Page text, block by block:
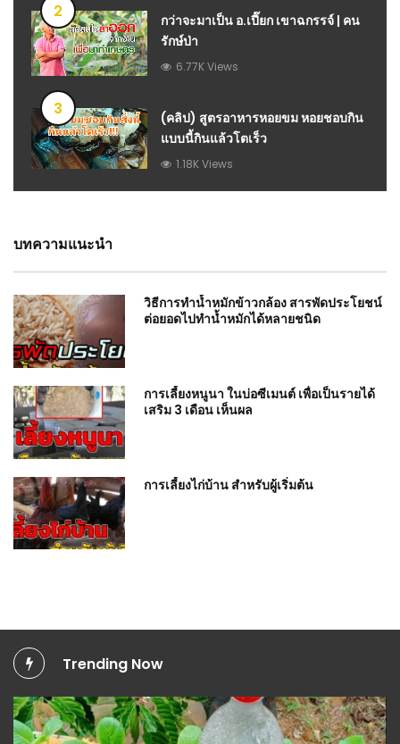
2
กว่าจะมาเป็น อ.เปี๊ยก เขาฉกรรจ์ | คน
รักษ์ป่า
6.77K Views
3
(คลิป) สูตรอาหารหอยขม หอยชอบกิน
แบบนี้กินแล้วโตเร็ว
1.18K Views
บทความแนะนำ
วิธีการทำน้ำหมักข้าวกล้อง สารพัดประโยชน์
ต่อยอดไปทำน้ำหมักได้หลายชนิด
การเลี้ยงหนูนา ในบ่อซีเมนต์ เพื่อเป็นรายได้
เสริม 3 เดือน เห็นผล
การเลี้ยงไก่บ้าน สำหรับผู้เริ่มต้น
Trending Now